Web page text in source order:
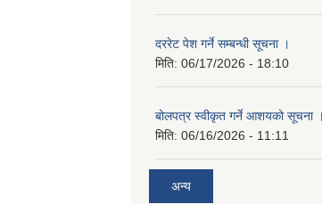
दररेट पेश गर्ने सम्बन्धी सूचना ।
मिति: 06/17/2026 - 18:10
बोलपत्र स्वीकृत गर्ने आशयको सूचना ।
मिति: 06/16/2026 - 11:11
अन्य